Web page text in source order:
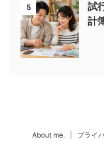
5
試
計
About me. プライ